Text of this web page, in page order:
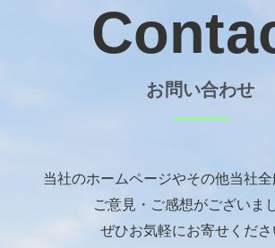
お問い合わせ
当社のホームページやその他当社全
ご意見・ご感想がございま
ぜひお気軽にお寄せくださ